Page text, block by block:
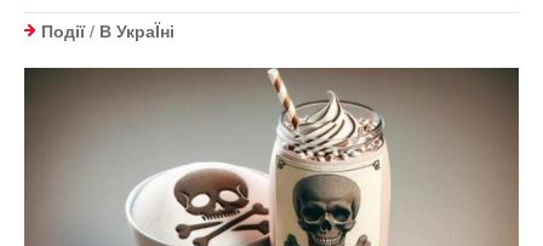
Події/ В УкраЇнi